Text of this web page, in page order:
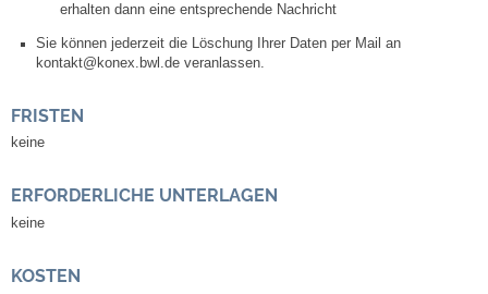
Sitzungsberichte
Ratsinfo
erhalten dann eine entsprechende Nachricht
Sie können jederzeit die Löschung Ihrer Daten per Mail an
kontakt@konex.bwl.de veranlassen.
FRISTEN
keine
ERFORDERLICHE UNTERLAGEN
keine
KOSTEN